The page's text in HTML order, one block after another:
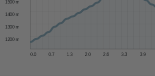
0.0 0.7 1.3 2.0 2.6 3.3 3.9
1200 m
1300 m
1400 m
1500 m